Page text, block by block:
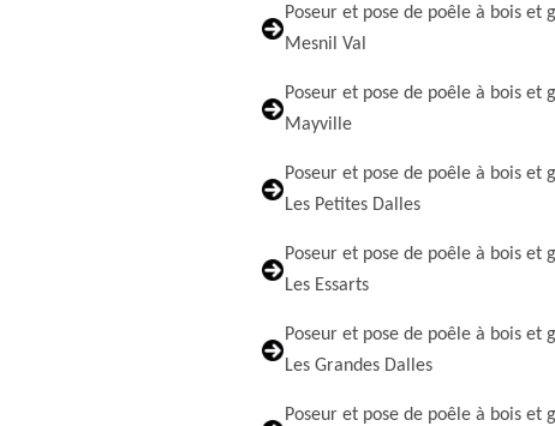
Poseur et pose de poêle à bois et
Mesnil Val
Poseur et pose de poêle à bois et
Mayville
Poseur et pose de poêle à bois et
Les Petites Dalles
Poseur et pose de poêle à bois et
Les Essarts
Poseur et pose de poêle à bois et
Les Grandes Dalles
Poseur et pose de poêle à bois et